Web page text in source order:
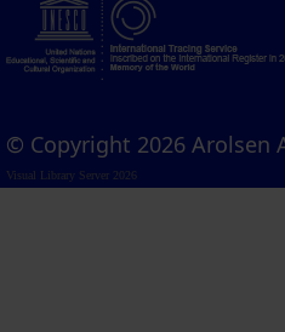
© Copyright 2026 Arolsen
Visual Library Server 2026